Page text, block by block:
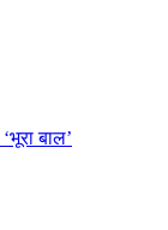
बाल’